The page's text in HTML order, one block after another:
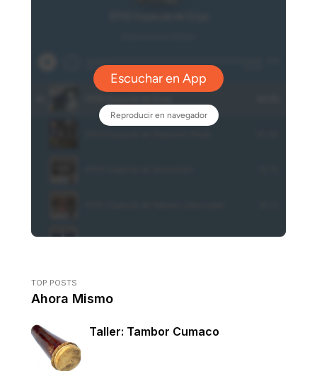
TOP POSTS
Ahora Mismo
Taller: Tambor Cumaco